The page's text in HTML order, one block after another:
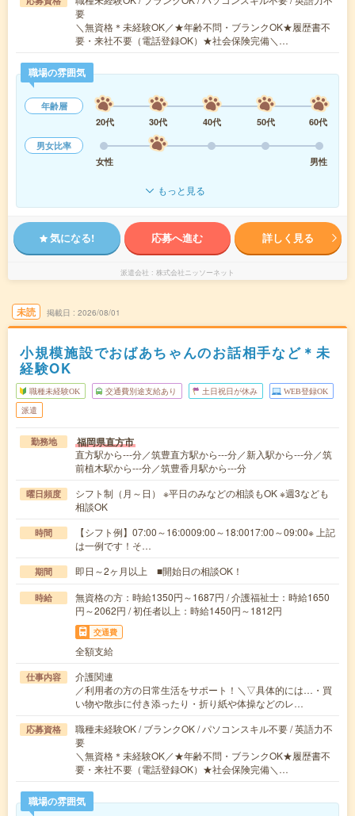
要
＼無資格＊未経験OK／★年齢不問・ブランクOK★履歴書不
要・来社不要（電話登録OK）★社会保険完備＼…
職場の雰囲気
年齢層
20代
30代 40代 50代
60代
男女比率
女性
男性
もっと見る
気になる! 応募へ進む 詳しく見る
派遣会社 株式会社ニッソーネット
未読 掲載日 2026/08/01
小規模施設でおばあちゃんのお話相手など＊未
経験OK
職種未経験OK 交通費別途支給あり 土日祝日が休み WEB登録OK
派遣
勤務地 福岡県直方市
直方駅から---分／筑豊直方駅から---分／新入駅から---分／筑
前植木駅から---分／筑豊香月駅から---分
曜日頻度
シフト制（月～日） ※平日のみなどの相談もOK ※週3なども
相談OK
時間
【シフト例】07:00～16:0009:00～18:0017:00～09:00※ 上記
は一例です！そ…
期間 即日～2ヶ月以上 ■開始日の相談OK！
時給
無資格の方：時給1350円～1687円 / 介護福祉士：時給1650
円～2062円 / 初任者以上：時給1450円～1812円
交通費
全額支給
仕事内容
介護関連
／利用者の方の日常生活をサポート！＼▽具体的には…・買
い物や散歩に付き添ったり・折り紙や体操などのレ…
応募資格
職種未経験OK / ブランクOK / パソコンスキル不要 / 英語力不
要
＼無資格＊未経験OK／★年齢不問・ブランクOK★履歴書不
要・来社不要（電話登録OK）★社会保険完備＼…
職場の雰囲気